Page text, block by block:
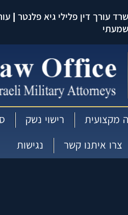
עורך דין פלילי גיא פלנטר |
מקצועית רישוי נשק
צרו איתנו קשר נגישות